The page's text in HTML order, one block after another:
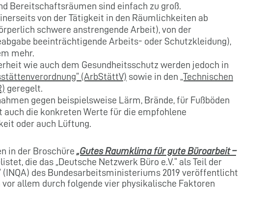
Bereitschaftsräumen sind einfach zu groß.
von der Tätigkeit in den Räumlichkeiten ab
schwere anstrengende Arbeit), von der
beeinträchtigende Arbeits- oder Schutzkleidung),
mehr.
wie auch dem Gesundheitsschutz werden jedoch in
(ArbStättV) sowie in den „Technischen
geregelt.
gegen beispielsweise Lärm, Brände, für Fußböden
auch die konkreten Werte für die empfohlene
oder auch Lüftung.
in der Broschüre „Gutes Raumklima für gute Büroarbeit –
die das „Deutsche Netzwerk Büro e.V.“ als Teil der
(INQA) des Bundesarbeitsministeriums 2019 veröffentlicht
allem durch folgende vier physikalische Faktoren